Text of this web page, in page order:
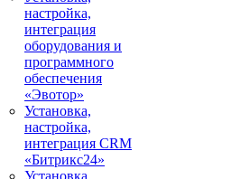
настройка,
интеграция
оборудования и
программного
обеспечения
«Эвотор»
Установка,
настройка,
интеграция CRM
«Битрикс24»
Установка,